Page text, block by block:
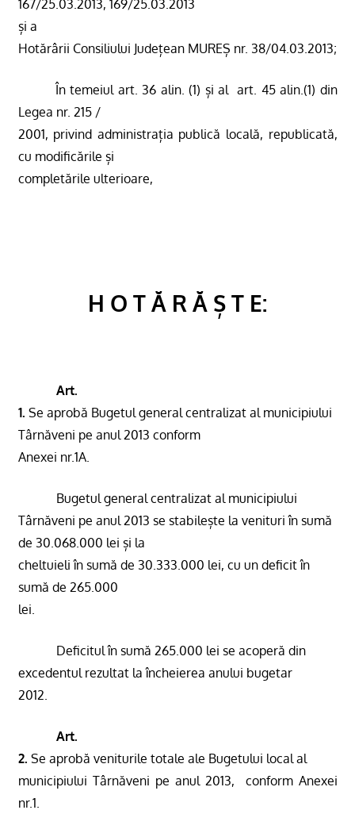
167/25.03.2013, 169/25.03.2013
și a
Hotărârii Consiliului Județean MUREȘ nr. 38/04.03.2013;
În temeiul art. 36 alin. (1) și al
art. 45 alin.(1) din
Legea nr. 215 /
2001, privind administrația publică locală, republicată,
cu modificările și
completările ulterioare,
H O T Ă R Ă Ș T E:
Art.
1. Se aprobă Bugetul general centralizat al municipiului
Târnăveni pe anul 2013 conform
Anexei nr.1A.
Bugetul general centralizat al municipiului
Târnăveni pe anul 2013 se stabilește la venituri în sumă
de 30.068.000 lei și la
cheltuieli în sumă de 30.333.000 lei, cu un deficit în
sumă de 265.000
lei.
Deficitul în sumă 265.000 lei se acoperă din
excedentul rezultat la încheierea anului bugetar
2012.
Art.
2. Se aprobă veniturile totale ale Bugetului local al
municipiului Târnăveni pe anul 2013,
conform Anexei
nr.1.